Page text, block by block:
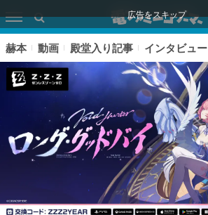
広告をスキップ
赫本 動画 殿堂入り記事 インタビュー